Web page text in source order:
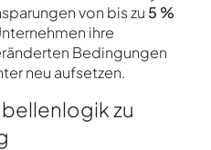
von bis zu 5 %
ihre
Bedingungen
neu aufsetzen.
zu